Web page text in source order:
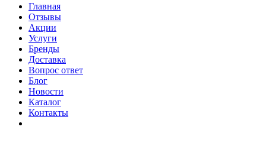
Главная
Отзывы
Акции
Услуги
Бренды
Доставка
Вопрос ответ
Блог
Новости
Каталог
Контакты